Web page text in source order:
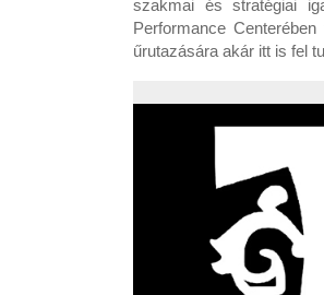
szakmai és stratégiai
Performance
űrutazására akár itt is fel